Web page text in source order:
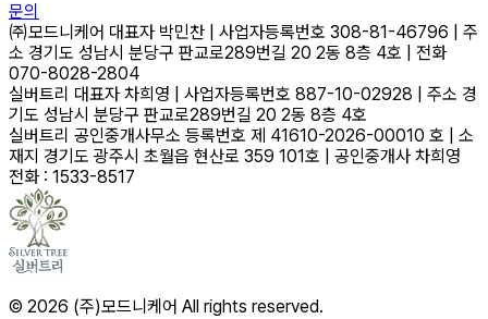
문의
㈜모드니케어 대표자 박민찬 사업자등록번호 308-81-46796
주
소 경기도 성남시 분당구 판교로289번길 20 2동 8층 4호
전화
070-8028-2804
실버트리 대표자 차희영 사업자등록번호 887-10-02928 주소 경
기도 성남시 분당구 판교로289번길 20 2동 8층 4호
실버트리 공인중개사무소 등록번호 제 41610-2026-00010 호
소
재지 경기도 광주시 초월읍 현산로 359 101호 공인중개사 차희영
전화 : 1533-8517
© 2026 (주)모드니케어 All rights reserved.